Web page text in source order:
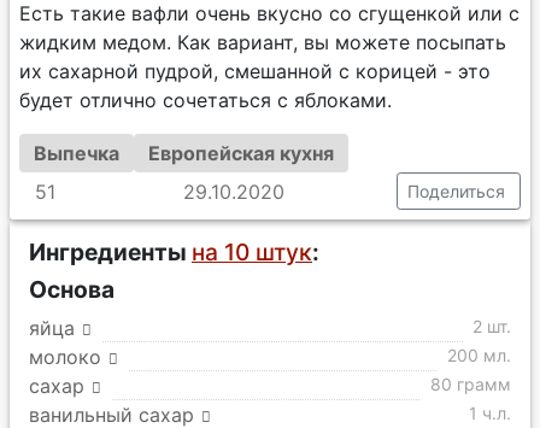
Есть такие вафли очень вкусно со сгущенкой или с
жидким медом. Как вариант, вы можете посыпать
их сахарной пудрой, смешанной с корицей - это
будет отлично сочетаться с яблоками.
Выпечка
Европейская кухня
51
29.10.2020 Поделиться
Ингредиенты на 10 штук:
Основа
яйца 2 шт.
молоко 200 мл.
сахар 80 грамм
ванильный сахар 1 ч.л.